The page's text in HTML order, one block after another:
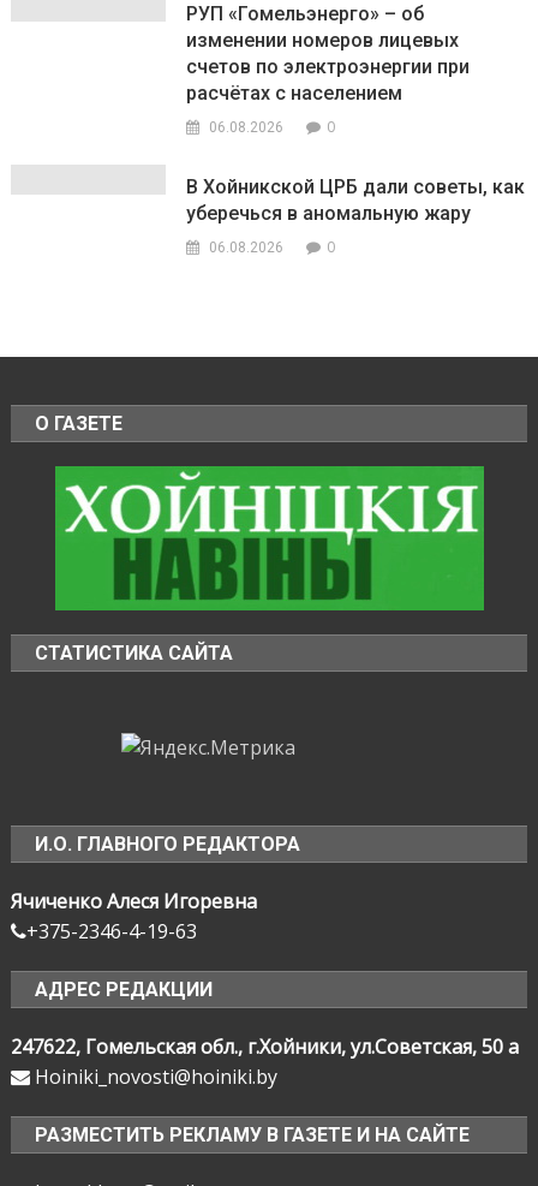
РУП «Гомельэнерго» – об
изменении номеров лицевых
счетов по электроэнергии при
расчётах с населением
06.08.2026 0
В Хойникской ЦРБ дали советы, как
уберечься в аномальную жару
06.08.2026 0
О ГАЗЕТЕ
СТАТИСТИКА САЙТА
И.О. ГЛАВНОГО РЕДАКТОРА
Ячиченко Алеся Игоревна
+375-2346-4-19-63
АДРЕС РЕДАКЦИИ
247622, Гомельская обл., г.Хойники, ул.Советская, 50 а
Hoiniki_novosti@hoiniki.by
РАЗМЕСТИТЬ РЕКЛАМУ В ГАЗЕТЕ И НА САЙТЕ